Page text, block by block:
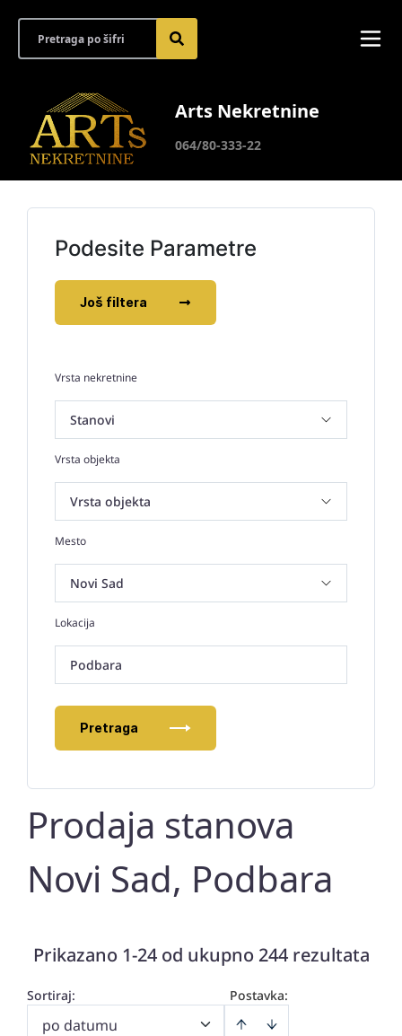
Arts Nekretnine
064/80-333-22
Podesite Parametre
Još filtera
Vrsta nekretnine
Vrsta objekta
Mesto
Lokacija
Podbara
Pretraga
Prodaja stanova
Novi Sad, Podbara
Prikazano 1-24 od ukupno 244 rezultata
Postavka:
Sortiraj:
po datumu